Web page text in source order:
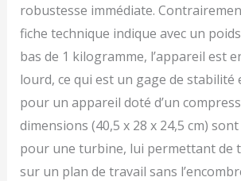
prépare des
congélateur
degrés.
La sorbetière
Intertek GS
d'une
couvercle
ajouter des
pendant le
mélange. Le
robustesse immédiate.
fiche technique indique avec un
bas de 1 kilogramme, l’appareil est
lourd, ce qui est un gage de stabilité
pour un appareil doté d’un
dimensions (40,5 x 28 x 24,5 cm)
pour une turbine, lui permettant de
sur un plan de travail sans